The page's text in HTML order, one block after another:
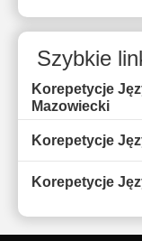
Szybkie
Korepetycje
Mazowiecki
Korepetycje
Korepetycje